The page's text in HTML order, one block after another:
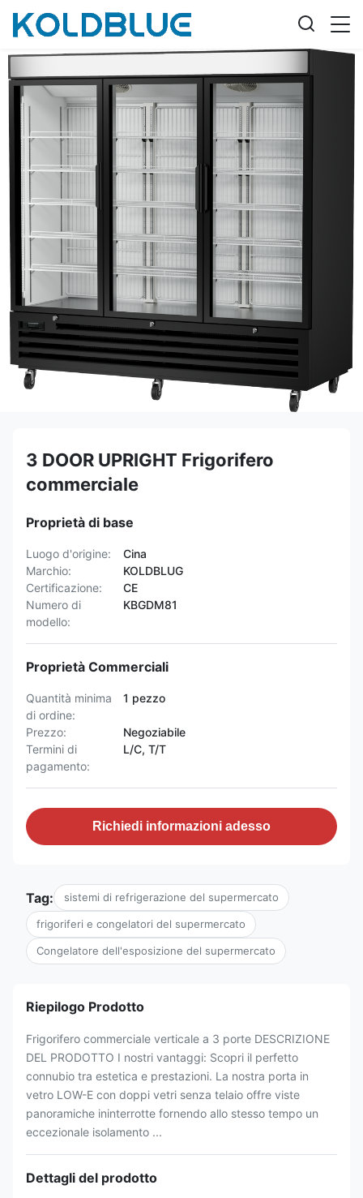
3 DOOR UPRIGHT Frigorifero
commerciale
Proprietà di base
Luogo d'origine:
Cina
Marchio:
KOLDBLUG
Certificazione:
CE
Numero di
modello:
KBGDM81
Proprietà Commerciali
Quantità minima
di ordine:
1 pezzo
Prezzo:
Negoziabile
Termini di
pagamento:
L/C, T/T
Richiedi informazioni adesso
Tag: sistemi di refrigerazione del supermercato
frigoriferi e congelatori del supermercato
Congelatore dell'esposizione del supermercato
Riepilogo Prodotto
Frigorifero commerciale verticale a 3 porte DESCRIZIONE
DEL PRODOTTO I nostri vantaggi: Scopri il perfetto
connubio tra estetica e prestazioni. La nostra porta in
vetro LOW-E con doppi vetri senza telaio offre viste
panoramiche ininterrotte fornendo allo stesso tempo un
eccezionale isolamento ...
Dettagli del prodotto